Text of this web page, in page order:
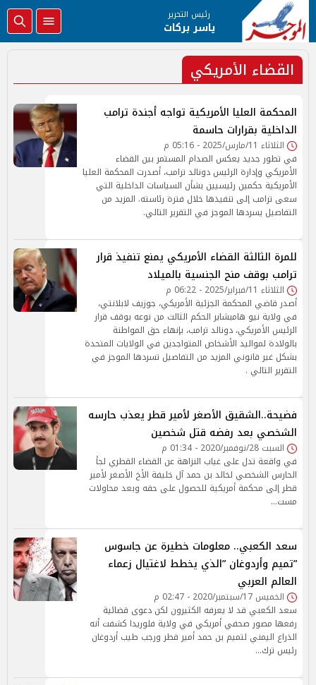
رئيس التحرير
ياسر بركات
القضاء الأمريكي
المحكمة العليا الأمريكية تواجه أجندة ترامب
الداخلية بقرارات حاسمة
الثلاثاء 11/مارس/2025 - 05:16 م
في تطور جديد يعكس الصدام المستمر بين القضاء
الأمريكي وإدارة الرئيس دونالد ترامب، أصدرت المحكمة العليا
الأمريكية حكمين رئيسيين بشأن السياسات الداخلية التي
سعى ترامب إلى تنفيذها خلال فترة رئاسته. المزيد من
التفاصيل يسردها الموجز في التقرير التالي.
للمرة الثالثة القضاء الأمريكي يمنع تنفيذ قرار
ترامب بوقف منح الجنسية بالميلاد
الثلاثاء 11/فبراير/2025 - 06:22 م
أصدر قاضي المحكمة الجزئية الأمريكي، جوزيف لابلانتي،
في ولاية نيو هامبشاير الحكم الثالث من نوعه بوقف قرار
الرئيس الأمريكي، دونالد ترامب، بإنهاء حق المواطنة
بالولادة لمواليد الأشخاص المتواجدين في الولايات المتحدة
بشكل غير قانوني المزيد من التفاصيل تسردها الموجز في
التقرير التالي .
فضيحة..الشقيق الأصغر لأمير قطر يعذب حارسه
الشخصي بعد رفضه قتل شخصين
السبت 28/نوفمبر/2020 - 01:34 م
في واقعة تدل على غياب النزاهة عن القضاء القطري لجأ
الحارس الشخصي لخالد بن حمد آل خليفة الأخ الأصغر لأمير
قطر إلى محكمة أمريكية للحصول على حقه وبعد محاولات
مست…
سعد الكعبي.. معلومات خطيرة عن جاسوس
”تميم وأردوغان ”الذي يخطط لاغتيال زعماء
العالم العربي
الخميس 17/سبتمبر/2020 - 02:47 م
سعد الكعبي قد لا يعرفه الكثيرون لكن دعوى قضائية
رفعها مصور صحفي أمريكي في ولاية فلوريدا كشفت أنه
الذراع اليمني لتميم بن حمد أمير قطر ورجب طيب أردوغان
رئيس ترك…